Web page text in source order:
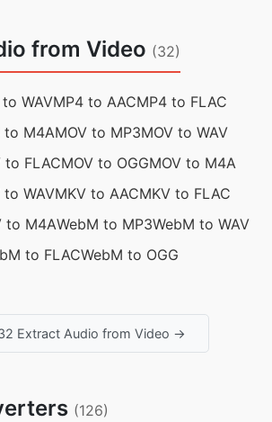
from Video (32)
WAVMP4 to AACMP4 to FLAC
to M4AMOV to MP3MOV to WAV
to FLACMOV to OGGMOV to M4A
to WAVMKV to AACMKV to FLAC
to M4AWebM to MP3WebM to WAV
to FLACWebM to OGG
Extract Audio from Video →
(126)